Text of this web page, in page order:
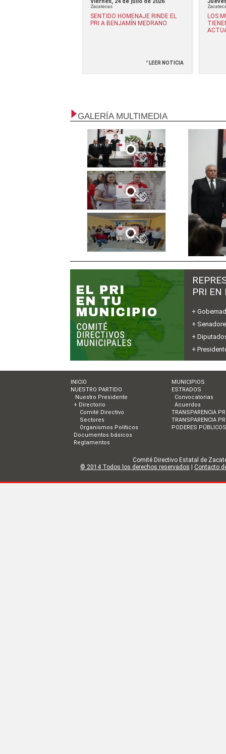
Zacatecas
SENTIDO HOMENAJE RINDE EL
PRI A BENJAMÍN MEDRANO
° LEER NOTICIA
LOS
GALERÍA MULTIMEDIA
PRI EN
+
+
+
+
INICIO
NUESTRO PARTIDO
Nuestro Presidente
+ Directorio
Comité Directivo
Sectores
Organismos Políticos
Documentos básicos
Reglamentos
MUNICIPIOS
ESTRADOS
Convocatorias
Acuerdos
TRANSPARENCIA
TRANSPARENCIA
PODERES PÚBLICOS
Comité Directivo Estatal de
© 2014 Todos los derechos reservados
Contacto